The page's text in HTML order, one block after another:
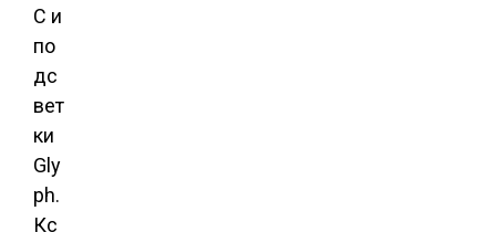
C и
по
дс
вет
ки
Gly
ph.
Кс